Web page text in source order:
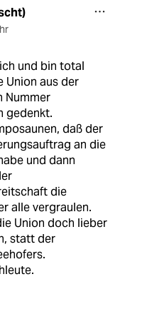
und bin total
Union aus der
Nummer
gedenkt.
daß der
an die
und dann
die
alle vergraulen.
Union doch lieber
statt der